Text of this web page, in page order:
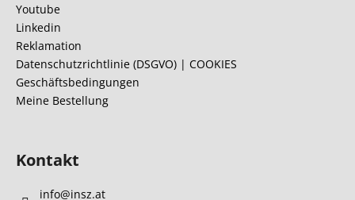
Youtube
Linkedin
Reklamation
Datenschutzrichtlinie (DSGVO) | COOKIES
Geschäftsbedingungen
Meine Bestellung
Kontakt
info@insz.at